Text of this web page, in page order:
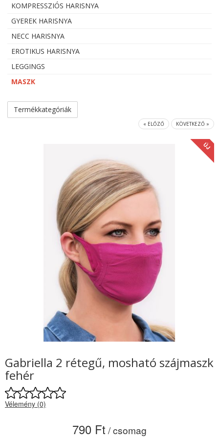
KOMPRESSZIÓS HARISNYA
GYEREK HARISNYA
NECC HARISNYA
EROTIKUS HARISNYA
LEGGINGS
MASZK
Termékkategóriák
« ELŐZŐ KÖVETKEZŐ »
ÚJ
Gabriella 2 rétegű, mosható szájmaszk
fehér
Vélemény (0)
790 Ft / csomag